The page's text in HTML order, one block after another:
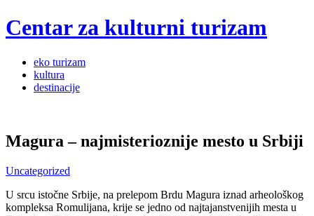
Centar za kulturni turizam
Menu
Skip
content
eko turizam
kultura
destinacije
Magura – najmisterioznije mesto u Srbiji
Uncategorized
U srcu istočne Srbije, na prelepom Brdu Magura iznad arheološkog
kompleksa Romulijana, krije se jedno od najtajanstvenijih mesta u